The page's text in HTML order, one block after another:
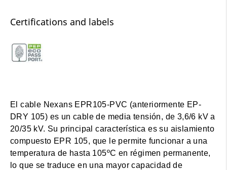
Certifications and labels
El cable Nexans EPR105-PVC (anteriormente EP-
DRY 105) es un cable de media tensión, de 3,6/6 kV a
20/35 kV. Su principal característica es su aislamiento
compuesto EPR 105, que le permite funcionar a una
temperatura de hasta 105ºC en régimen permanente,
lo que se traduce en una mayor capacidad de